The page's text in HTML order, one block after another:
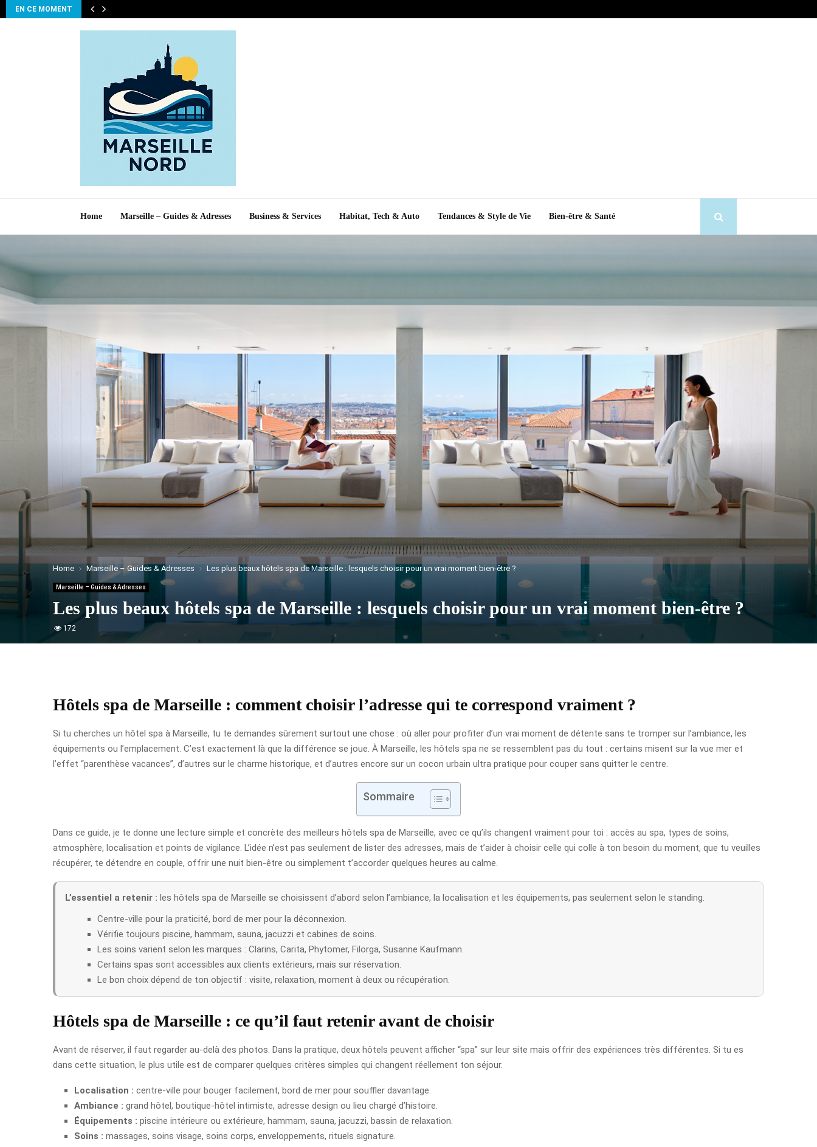
EN CE MOMENT
Home Marseille – Guides & Adresses Business & Services Habitat, Tech & Auto Tendances & Style de Vie Bien-être & Santé
Home Marseille – Guides & Adresses Les plus beaux hôtels spa de Marseille : lesquels choisir pour un vrai moment bien-être ?
Marseille – Guides & Adresses
Les plus beaux hôtels spa de Marseille : lesquels choisir pour un vrai moment bien-être ?
172
Hôtels spa de Marseille : comment choisir l’adresse qui te correspond vraiment ?
Si tu cherches un hôtel spa à Marseille, tu te demandes sûrement surtout une chose : où aller pour profiter d’un vrai moment de détente sans te tromper sur l’ambiance, les
équipements ou l’emplacement. C’est exactement là que la différence se joue. À Marseille, les hôtels spa ne se ressemblent pas du tout : certains misent sur la vue mer et
l’effet “parenthèse vacances”, d’autres sur le charme historique, et d’autres encore sur un cocon urbain ultra pratique pour couper sans quitter le centre.
Sommaire
Dans ce guide, je te donne une lecture simple et concrète des meilleurs hôtels spa de Marseille, avec ce qu’ils changent vraiment pour toi : accès au spa, types de soins,
atmosphère, localisation et points de vigilance. L’idée n’est pas seulement de lister des adresses, mais de t’aider à choisir celle qui colle à ton besoin du moment, que tu veuilles
récupérer, te détendre en couple, offrir une nuit bien-être ou simplement t’accorder quelques heures au calme.
L’essentiel a retenir : les hôtels spa de Marseille se choisissent d’abord selon l’ambiance, la localisation et les équipements, pas seulement selon le standing.
Centre-ville pour la praticité, bord de mer pour la déconnexion.
Vérifie toujours piscine, hammam, sauna, jacuzzi et cabines de soins.
Les soins varient selon les marques : Clarins, Carita, Phytomer, Filorga, Susanne Kaufmann.
Certains spas sont accessibles aux clients extérieurs, mais sur réservation.
Le bon choix dépend de ton objectif : visite, relaxation, moment à deux ou récupération.
Hôtels spa de Marseille : ce qu’il faut retenir avant de choisir
Avant de réserver, il faut regarder au-delà des photos. Dans la pratique, deux hôtels peuvent afficher “spa” sur leur site mais offrir des expériences très différentes. Si tu es
dans cette situation, le plus utile est de comparer quelques critères simples qui changent réellement ton séjour.
Localisation : centre-ville pour bouger facilement, bord de mer pour souffler davantage.
Ambiance : grand hôtel, boutique-hôtel intimiste, adresse design ou lieu chargé d’histoire.
Équipements : piscine intérieure ou extérieure, hammam, sauna, jacuzzi, bassin de relaxation.
Soins : massages, soins visage, soins corps, enveloppements, rituels signature.